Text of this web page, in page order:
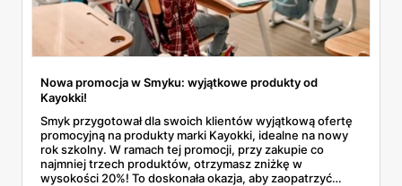
Nowa promocja w Smyku: wyjątkowe produkty od
Kayokki!
Smyk przygotował dla swoich klientów wyjątkową ofertę
promocyjną na produkty marki Kayokki, idealne na nowy
rok szkolny. W ramach tej promocji, przy zakupie co
najmniej trzech produktów, otrzymasz zniżkę w
wysokości 20%! To doskonała okazja, aby zaopatrzyć